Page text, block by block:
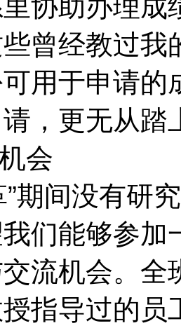
协助办理成
曾经教过
用于申请的
，更无从踏
会
”期间没有研
们能够参加
流机会。全
指导过的